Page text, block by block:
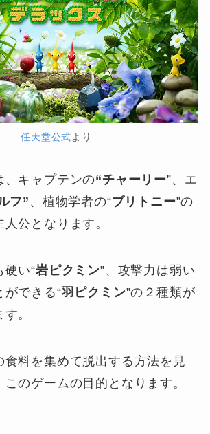
任天堂公式より
、キャプテンの“チャーリー”、エ
フ”、植物学者の“ブリトニー”の
公となります。
硬い“岩ピクミン”、攻撃力は弱い
ができる“羽ピクミン”の２種類が
。
食料を集めて脱出する方法を見
のゲームの目的となります。